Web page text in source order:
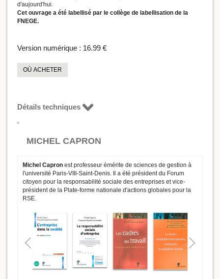
d'aujourd'hui.
Cet ouvrage a été labellisé par le collège de labellisation de la
FNEGE.
Version numérique : 16.99 €
OÙ ACHETER
Détails techniques
MICHEL CAPRON
Michel Capron est professeur émérite de sciences de gestion à
l'université Paris-VIII-Saint-Denis. Il a été président du Forum
citoyen pour la responsabilité sociale des entreprises et vice-
président de la Plate-forme nationale d'actions globales pour la
RSE.